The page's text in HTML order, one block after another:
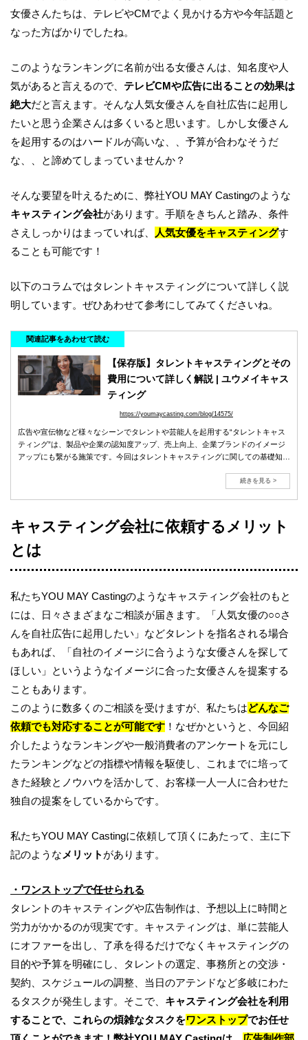
女優さんたちは、テレビやCMでよく見かける方や今年話題と
なった方ばかりでしたね。
このようなランキングに名前が出る女優さんは、知名度や人
気があると言えるので、 テレビCMや広告に出ることの効果は
絶大だと言えます。そんな人気女優さんを自社広告に起用し
たいと思う企業さんは多くいると思います。しかし女優さん
を起用するのはハードルが高いな、、予算が合わなそうだ
な、、と諦めてしまっていませんか？
そんな要望を叶えるために、弊社YOU MAY Castingのような
キャスティング会社があります。手順をきちんと踏み、条件
さえしっかりはまっていれば、
人気女優をキャスティングす
ることも可能です！
以下のコラムではタレントキャスティングについて詳しく説
明しています。ぜひあわせて参考にしてみてくださいね。
関連記事をあわせて読む
【保存版】タレントキャスティングとその
費用について詳しく解説 | ユウメイキャス
ティング
https://youmaycasting.com/blog/14575/
広告や宣伝物など様々なシーンでタレントや芸能人を起用する“タレントキャス
ティング”は、製品や企業の認知度アップ、売上向上、企業ブランドのイメージ
アップにも繋がる施策です。今回はタレントキャスティングに関しての基礎知識
続きを見る >
キャスティング会社に依頼するメリット
とは
私たちYOU MAY Castingのようなキャスティング会社のもと
には、日々さまざまなご相談が届きます。「人気女優の○○さ
んを自社広告に起用したい」などタレントを指名される場合
もあれば、「自社のイメージに合うような女優さんを探して
ほしい」というようなイメージに合った女優さんを提案する
こともあります。
このように数多くのご相談を受けますが、私たちはどんなご
依頼でも対応することが可能です ！なぜかというと、今回紹
介したようなランキングや一般消費者のアンケートを元にし
たランキングなどの指標や情報を駆使し、これまでに培って
きた経験とノウハウを活かして、お客様一人一人に合わせた
独自の提案をしているからです。
私たちYOU MAY Castingに依頼して頂くにあたって、主に下
記のような メリット があります。
・ワンストップで任せられる
タレントのキャスティングや広告制作は、予想以上に時間と
労力がかかるのが現実です。キャスティングは、単に芸能人
にオファーを出し、了承を得るだけでなくキャスティングの
目的や予算を明確にし、タレントの選定、事務所との交渉・
契約、スケジュールの調整、当日のアテンドなど多岐にわた
るタスクが発生します。そこで、 キャスティング会社を利用
することで、これらの煩雑なタスクをワンストップでお任せ